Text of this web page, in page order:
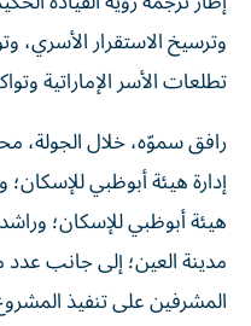
وترسيخ الاستقرار الأسري،
تطلعات الأسر الإماراتية
رافق سموّه، خلال
إدارة هيئة أبوظبي
هيئة أبوظبي للإسكان؛
مدينة العين؛ إلى جانب
المشرفين على تنفيذ